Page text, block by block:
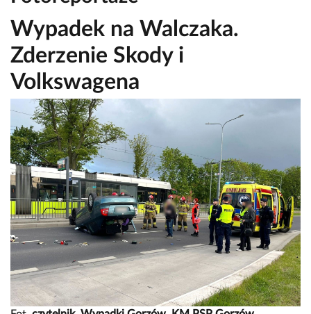
Wypadek na Walczaka.
Zderzenie Skody i
Volkswagena